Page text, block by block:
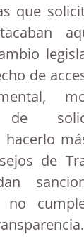
que
de
de
de
no